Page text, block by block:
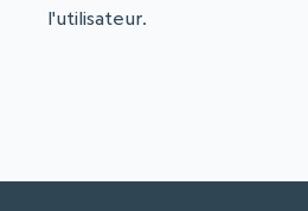
l'utilisateur.